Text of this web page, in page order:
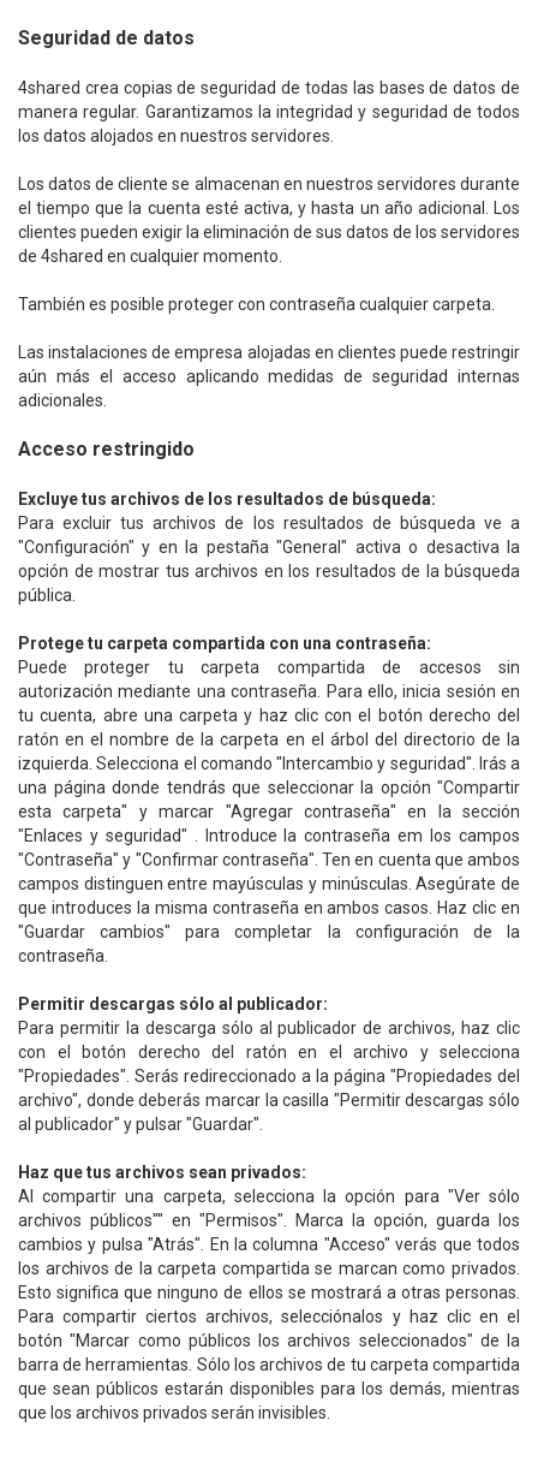
Seguridad de datos
4shared crea copias de seguridad de todas las bases de datos de
manera regular. Garantizamos la integridad y seguridad de todos
los datos alojados en nuestros servidores.
Los datos de cliente se almacenan en nuestros servidores durante
el tiempo que la cuenta esté activa, y hasta un año adicional. Los
clientes pueden exigir la eliminación de sus datos de los servidores
de 4shared en cualquier momento.
También es posible proteger con contraseña cualquier carpeta.
Las instalaciones de empresa alojadas en clientes puede restringir
aún más el acceso aplicando medidas de seguridad internas
adicionales.
Acceso restringido
Excluye tus archivos de los resultados de búsqueda:
Para excluir tus archivos de los resultados de búsqueda ve a
"Configuración" y en la pestaña "General" activa o desactiva la
opción de mostrar tus archivos en los resultados de la búsqueda
pública.
Protege tu carpeta compartida con una contraseña:
Puede proteger tu carpeta compartida de accesos sin
autorización mediante una contraseña. Para ello, inicia sesión en
tu cuenta, abre una carpeta y haz clic con el botón derecho del
ratón en el nombre de la carpeta en el árbol del directorio de la
izquierda. Selecciona el comando "Intercambio y seguridad". Irás a
una página donde tendrás que seleccionar la opción "Compartir
esta carpeta" y marcar "Agregar contraseña" en la sección
"Enlaces y seguridad" . Introduce la contraseña em los campos
"Contraseña" y "Confirmar contraseña". Ten en cuenta que ambos
campos distinguen entre mayúsculas y minúsculas. Asegúrate de
que introduces la misma contraseña en ambos casos. Haz clic en
"Guardar cambios" para completar la configuración de la
contraseña.
Permitir descargas sólo al publicador:
Para permitir la descarga sólo al publicador de archivos, haz clic
con el botón derecho del ratón en el archivo y selecciona
"Propiedades". Serás redireccionado a la página "Propiedades del
archivo", donde deberás marcar la casilla "Permitir descargas sólo
al publicador" y pulsar "Guardar".
Haz que tus archivos sean privados:
Al compartir una carpeta, selecciona la opción para "Ver sólo
archivos públicos"" en "Permisos". Marca la opción, guarda los
cambios y pulsa "Atrás". En la columna "Acceso" verás que todos
los archivos de la carpeta compartida se marcan como privados.
Esto significa que ninguno de ellos se mostrará a otras personas.
Para compartir ciertos archivos, selecciónalos y haz clic en el
botón "Marcar como públicos los archivos seleccionados" de la
barra de herramientas. Sólo los archivos de tu carpeta compartida
que sean públicos estarán disponibles para los demás, mientras
que los archivos privados serán invisibles.